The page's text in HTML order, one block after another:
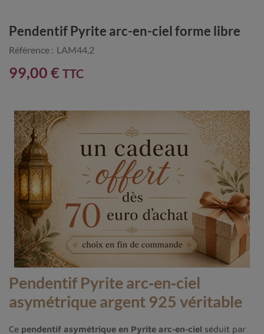
Pendentif Pyrite arc-en-ciel forme libre
Référence : LAM44.2
99,00 € TTC
Pendentif Pyrite arc‑en‑ciel
asymétrique argent 925 véritable
Ce pendentif asymétrique en Pyrite arc‑en‑ciel séduit par